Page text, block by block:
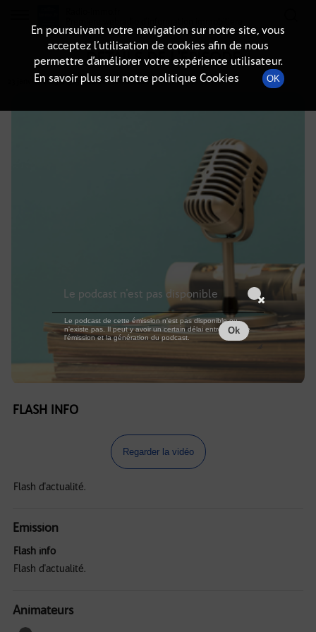
DÉTAILS DE L'ÉPISODE
23 janvier 2025à 5h59, durée : Invalid date
FLASH INFO
Regarder la vidéo
Flash d'actualité.
Emission
Flash info
Flash d'actualité.
Animateurs
En poursuivant votre navigation sur notre site, vous
acceptez l’utilisation de cookies afin de nous
permettre d’améliorer votre expérience utilisateur.
En savoir plus sur notre politique Cookies
OK
Le podcast n'est pas disponible
Le podcast de cette émission n'est pas disponible ou
n'existe pas. Il peut y avoir un certain délai entre la fin de
l'émission et la génération du podcast.
Ok